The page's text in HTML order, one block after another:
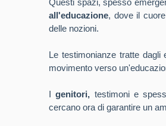
Questi spazi, spesso
all'educazione, dove il
delle nozioni.
Le testimonianze tratte
movimento verso
Igenitori, testimoni e
cercano ora di garantire un